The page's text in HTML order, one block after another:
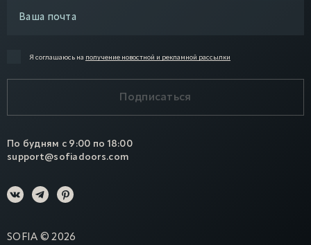
Я соглашаюсь на получение новостной и рекламной рассылки
Подписаться
По будням с 9:00 по 18:00
support@sofiadoors.com
SOFIA ©2026